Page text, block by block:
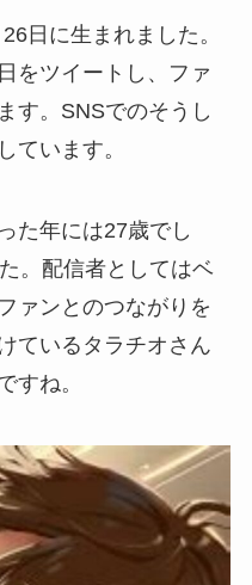
日 に生まれました。
をツイートし、ファ
す。SNSでのそうし
ています。
た年には27歳でし
。配信者としてはベ
ァンとのつながりを
ているタラチオさん
すね。